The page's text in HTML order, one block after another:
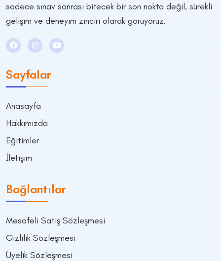
sadece sınav sonrası bitecek bir son nokta değil, sürekli
gelişim ve deneyim zinciri olarak görüyoruz.
Sayfalar
Anasayfa
Hakkımızda
Eğitimler
İletişim
Bağlantılar
Mesafeli Satış Sözleşmesi
Gizlilik Sözleşmesi
Üyelik Sözleşmesi